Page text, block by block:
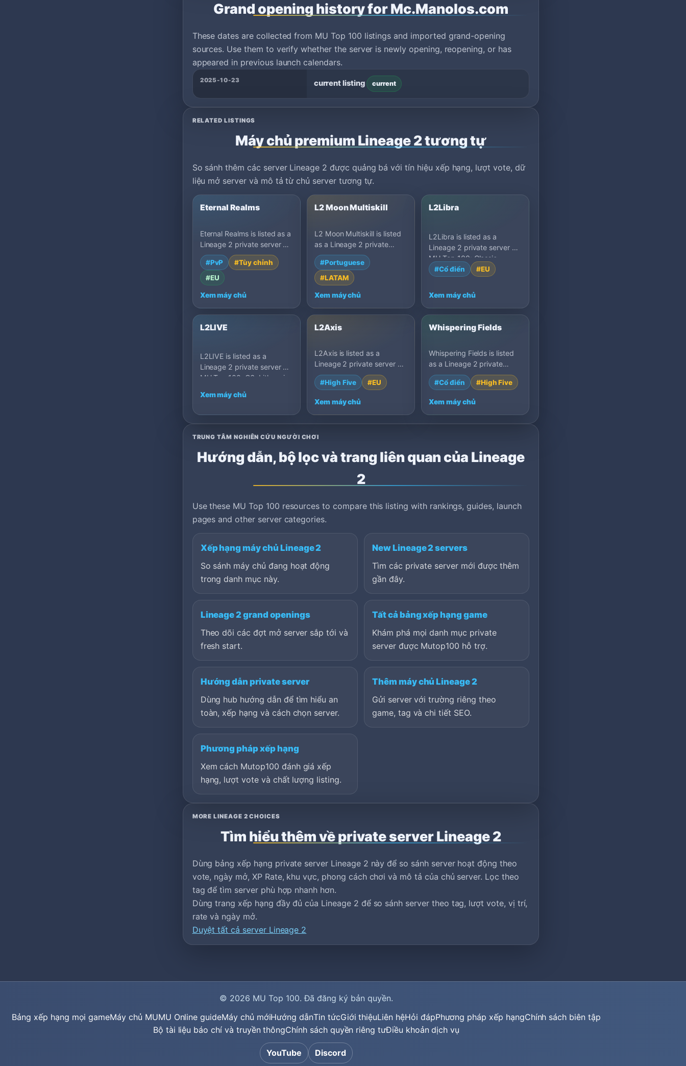
Grand opening history for Mc.Manolos.com
These dates are collected from MU Top 100 listings and imported grand-opening
sources. Use them to verify whether the server is newly opening, reopening, or has
appeared in previous launch calendars.
2025-10-23 current listing current
RELATED LISTINGS
Máy chủ premium Lineage 2 tương tự
So sánh thêm các server Lineage 2 được quảng bá với tín hiệu xếp hạng, lượt vote, dữ
liệu mở server và mô tả từ chủ server tương tự.
Eternal Realms
Eternal Realms is listed as a
Lineage 2 private server on
MU Top 100: Rise Of
Darkness, Germany.
#PvP
#Tùy chỉnh
#EU
Xem máy chủ
L2 Moon Multiskill
L2 Moon Multiskill is listed
as a Lineage 2 private
server on MU Top 100: C6,
Brazil.
#Portuguese
#LATAM
Xem máy chủ
L2Libra
L2Libra is listed as a
Lineage 2 private server on
MU Top 100: Classic,
Germany.
#Cổ điển #EU
Xem máy chủ
L2LIVE
L2LIVE is listed as a
Lineage 2 private server on
MU Top 100: C6, Lithuania.
Xem máy chủ
L2Axis
L2Axis is listed as a
Lineage 2 private server on
MU Top 100: High Five,
Germany.
#High Five #EU
Xem máy chủ
Whispering Fields
Whispering Fields is listed
as a Lineage 2 private
server on MU Top 100: H5,
Hungary.
#Cổ điển #High Five
Xem máy chủ
TRUNG TÂM NGHIÊN CỨU NGƯỜI CHƠI
Hướng dẫn, bộ lọc và trang liên quan của Lineage
2
Use these MU Top 100 resources to compare this listing with rankings, guides, launch
pages and other server categories.
Xếp hạng máy chủ Lineage 2
So sánh máy chủ đang hoạt động
trong danh mục này.
New Lineage 2 servers
Tìm các private server mới được thêm
gần đây.
Lineage 2 grand openings
Theo dõi các đợt mở server sắp tới và
fresh start.
Tất cả bảng xếp hạng game
Khám phá mọi danh mục private
server được Mutop100 hỗ trợ.
Hướng dẫn private server
Dùng hub hướng dẫn để tìm hiểu an
toàn, xếp hạng và cách chọn server.
Thêm máy chủ Lineage 2
Gửi server với trường riêng theo
game, tag và chi tiết SEO.
Phương pháp xếp hạng
Xem cách Mutop100 đánh giá xếp
hạng, lượt vote và chất lượng listing.
MORE LINEAGE 2 CHOICES
Tìm hiểu thêm về private server Lineage 2
Dùng bảng xếp hạng private server Lineage 2 này để so sánh server hoạt động theo
vote, ngày mở, XP Rate, khu vực, phong cách chơi và mô tả của chủ server. Lọc theo
tag để tìm server phù hợp nhanh hơn.
Dùng trang xếp hạng đầy đủ của Lineage 2 để so sánh server theo tag, lượt vote, vị trí,
rate và ngày mở.
Duyệt tất cả server Lineage 2
© 2026 MU Top 100. Đã đăng ký bản quyền.
Bảng xếp hạng mọi gameMáy chủ MUMU Online guideMáy chủ mớiHướng dẫnTin tứcGiới thiệuLiên hệHỏi đápPhương pháp xếp hạngChính sách biên tập
Bộ tài liệu báo chí và truyền thôngChính sách quyền riêng tưĐiều khoản dịch vụ
YouTube Discord